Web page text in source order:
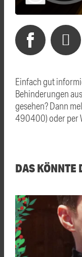
Einfach gut
Behinderungen
gesehen? Dann
490400) oder per
DAS KÖNNTE